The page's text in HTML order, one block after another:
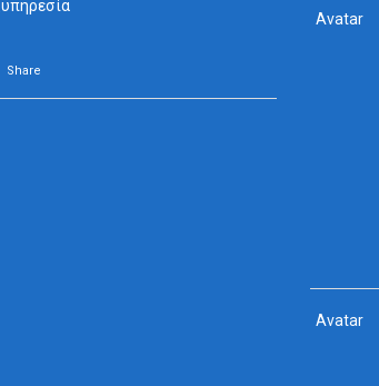
υπηρεσία
Share
Avatar
Avatar